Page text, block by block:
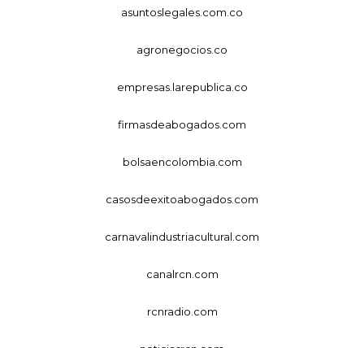
asuntoslegales.com.co
agronegocios.co
empresas.larepublica.co
firmasdeabogados.com
bolsaencolombia.com
casosdeexitoabogados.com
carnavalindustriacultural.com
canalrcn.com
rcnradio.com